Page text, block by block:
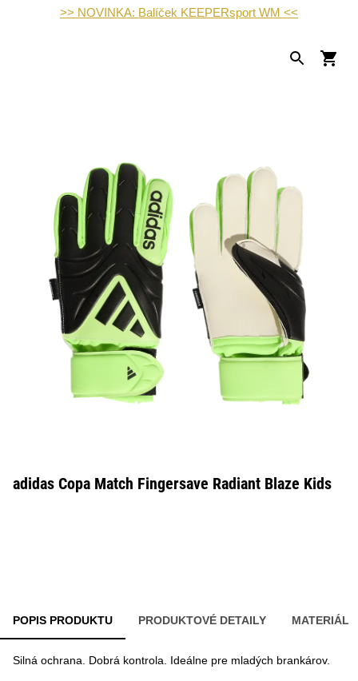
>> NOVINKA: Balíček KEEPERsport WM <<
adidas Copa Match Fingersave Radiant Blaze Kids
POPIS PRODUKTU PRODUKTOVÉ DETAILY MATERIÁL
Silná ochrana. Dobrá kontrola. Ideálne pre mladých brankárov.